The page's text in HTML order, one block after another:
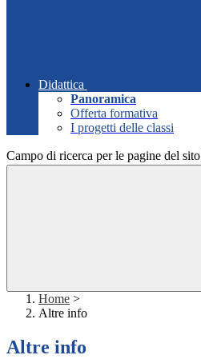
Didattica
Panoramica
Offerta formativa
I progetti delle classi
Campo di ricerca per le pagine del sito
Home >
Altre info
Altre info